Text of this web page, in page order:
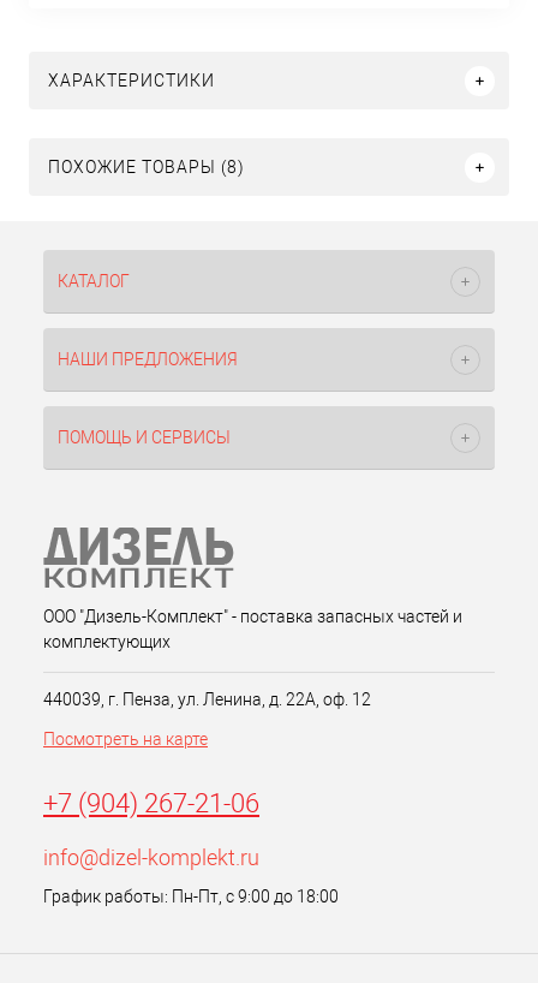
ХАРАКТЕРИСТИКИ
ПОХОЖИЕ ТОВАРЫ (8)
КАТАЛОГ
НАШИ ПРЕДЛОЖЕНИЯ
ПОМОЩЬ И СЕРВИСЫ
ООО "Дизель-Комплект" - поставка запасных частей и
комплектующих
440039, г. Пенза, ул. Ленина, д. 22А, оф. 12
Посмотреть на карте
+7 (904) 267-21-06
info@dizel-komplekt.ru
График работы: Пн-Пт, с 9:00 до 18:00